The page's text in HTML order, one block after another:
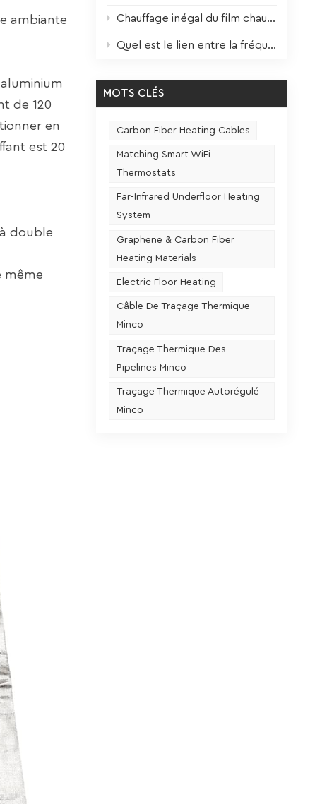
Chauffage inégal du film chauffant ? Une seule étape pour y remédier !
Quel est le lien entre la fréquence d'utilisation et la durée de vie d'un siège chauffant ?
MOTS CLÉS
Carbon Fiber Heating Cables
Matching Smart WiFi
Thermostats
Far-Infrared Underfloor Heating
System
Graphene & Carbon Fiber
Heating Materials
Electric Floor Heating
Câble De Traçage Thermique
Minco
Traçage Thermique Des
Pipelines Minco
Traçage Thermique Autorégulé
Minco
ambiante
de 120
en
est 20
double
même